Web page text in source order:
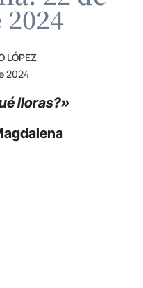
LÓPEZ
2024
lloras?»